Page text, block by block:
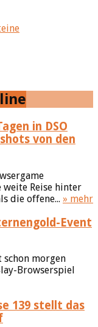
von den
weite Reise hinter
die offene... » mehr
Event
schon morgen
Browserspiel
139 stellt das